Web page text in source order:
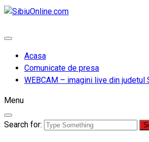
Acasa
Comunicate de presa
WEBCAM – imagini live din judetul
Menu
Search for: